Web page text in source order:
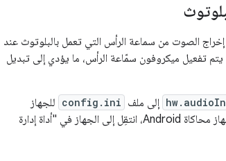
الصوت من سماعة الرأس التي تعمل بالبلوتوث عند
تفعيل ميكروفون سمّاعة الرأس، ما يؤدي إلى تبديل
إلى ملف config.ini للجهاز
لجهاز محاكاة Android، انتقِل إلى الجهاز في "أداة إدارة